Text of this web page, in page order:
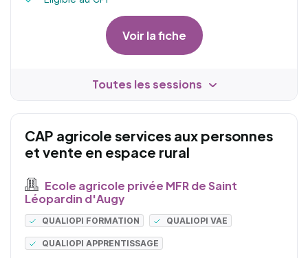
Voir la fiche
Toutes les sessions
CAP agricole services aux personnes
et vente en espace rural
Ecole agricole privée MFR de Saint
Léopardin d'Augy
QUALIOPI FORMATION QUALIOPI VAE
QUALIOPI APPRENTISSAGE